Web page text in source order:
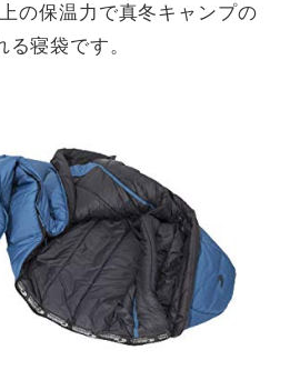
の保温力で真冬キャンプの
寝袋です。